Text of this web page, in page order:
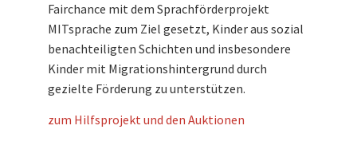
Fairchance mit dem Sprachförderprojekt
MITsprache zum Ziel gesetzt, Kinder aus sozial
benachteiligten Schichten und insbesondere
Kinder mit Migrationshintergrund durch
gezielte Förderung zu unterstützen.
zum Hilfsprojekt und den Auktionen